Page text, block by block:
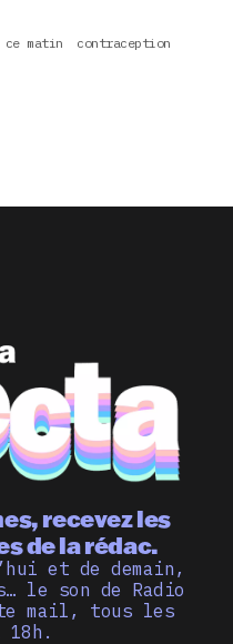
ce matin
contraception
recevez les
de la rédac.
et de demain,
le son de Radio
mail, tous les